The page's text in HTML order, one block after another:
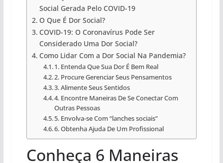
Social Gerada Pelo COVID-19
O Que É Dor Social?
COVID-19: O Coronavírus Pode Ser
Considerado Uma Dor Social?
Como Lidar Com a Dor Social Na Pandemia?
1. Entenda Que Sua Dor É Bem Real
2. Procure Gerenciar Seus Pensamentos
3. Alimente Seus Sentidos
4. Encontre Maneiras De Se Conectar Com
Outras Pessoas
5. Envolva-se Com “lanches sociais”
6. Obtenha Ajuda De Um Profissional
Conheça 6 Maneiras